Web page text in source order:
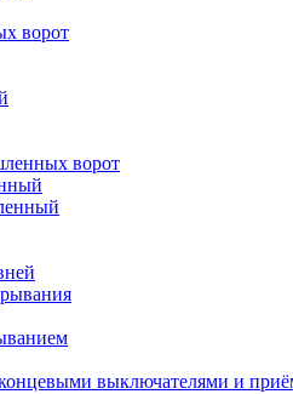
ворот
ворот
выключателями и